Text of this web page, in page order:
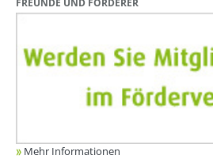
FREUNDE UND FÖRDERER
Mehr Informationen